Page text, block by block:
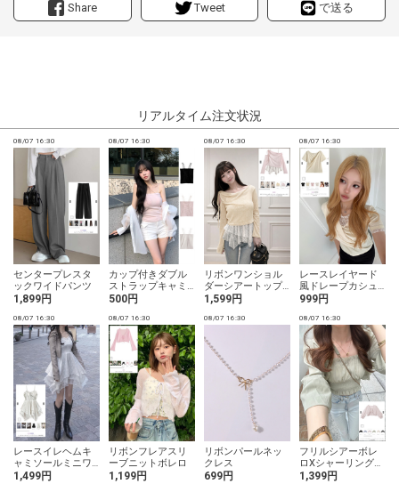
Share Tweet で送る
リアルタイム注文状況
08/07 16:30
センタープレスタ
ックワイドパンツ
1,899円
08/07 16:30
カップ付きダブル
ストラップキャミ
ソール
500円
08/07 16:30
リボンワンショル
ダーシアートップ
ス×イレヘムレース
サンブル
1,599円
08/07 16:30
レースレイヤード
風ドレープカシュ
クールトップス
999円
08/07 16:30
レースイレヘムキ
ャミソールミニワ
ンピース
1,499円
08/07 16:30
リボンフレアスリ
ーブニットボレロ
1,199円
08/07 16:30
リボンパールネッ
クレス
699円
08/07 16:30
フリルシアーボレ
ロXシャーリングキ
ャミソールアンサ
1,399円